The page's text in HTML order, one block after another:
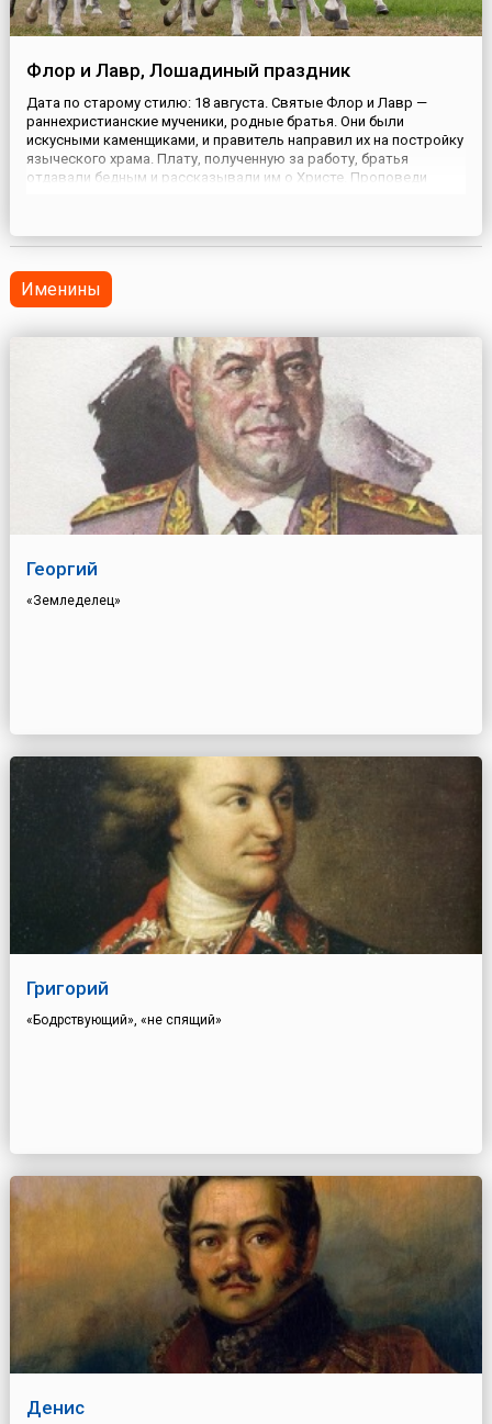
Флор и Лавр, Лошадиный праздник
Дата по старому стилю: 18 августа. Святые Флор и Лавр —
раннехристианские мученики, родные братья. Они были
искусными каменщиками, и правитель направил их на постройку
языческого храма. Плату, полученную за работу, братья
отдавали бедным и рассказывали им о Христе. Проповеди
обратились ...
Именины
Георгий
«Земледелец»
Григорий
«Бодрствующий», «не спящий»
Денис